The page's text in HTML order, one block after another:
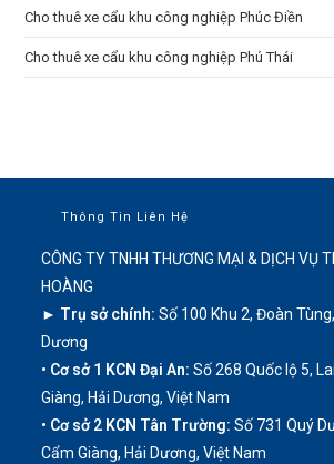
Cho thuê xe cẩu khu công nghiệp Phúc Điền
Cho thuê xe cẩu khu công nghiệp Phú Thái
Thông Tin Liên Hệ
CÔNG TY TNHH THƯƠNG MẠI & DỊCH VỤ
HOÀNG
► Trụ sở chính: Số 100 Khu 2, Đoàn
Dương
• Cơ sở 1 KCN Đại An: Số 268 Quốc lộ 5,
Giàng, Hải Dương, Việt Nam
• Cơ sở 2 KCN Tân Trường: Số 731 Quý
Cẩm Giàng, Hải Dương, Việt Nam